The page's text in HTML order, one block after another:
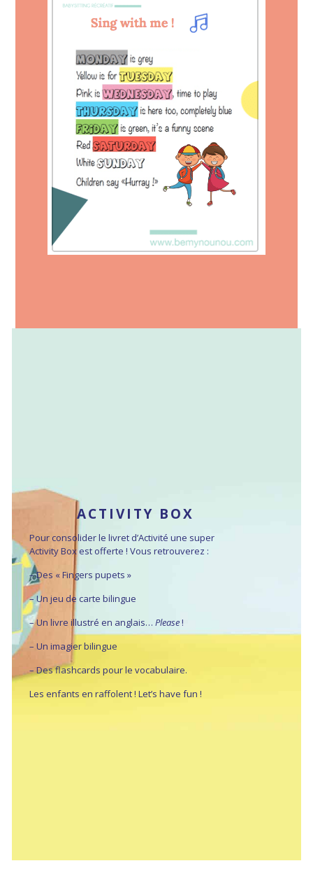
ACTIVITY BOX
Pour consolider le livret d’Activité une super
Activity Box est offerte ! Vous retrouverez :
– Des « Fingers pupets »
– Un jeu de carte bilingue
– Un livre illustré en anglais… Please!
– Un imagier bilingue
– Des flashcards pour le vocabulaire.
Les enfants en raffolent ! Let’s have fun !